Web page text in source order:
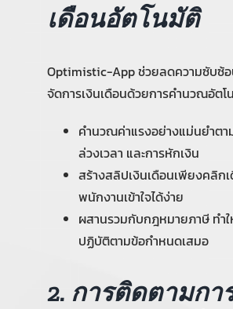
เดือนอัตโนมัติ
Optimistic-App ช่วยลดความซับซ้
จัดการเงินเดือนด้วยการคำนวณอัตโ
คำนวณค่าแรงอย่างแม่นยำตา
ล่วงเวลา และการหักเงิน
สร้างสลิปเงินเดือนเพียงคลิก
พนักงานเข้าใจได้ง่าย
ผสานรวมกับกฎหมายภาษี ทำใ
ปฏิบัติตามข้อกำหนดเสมอ
2. การติดตามกา